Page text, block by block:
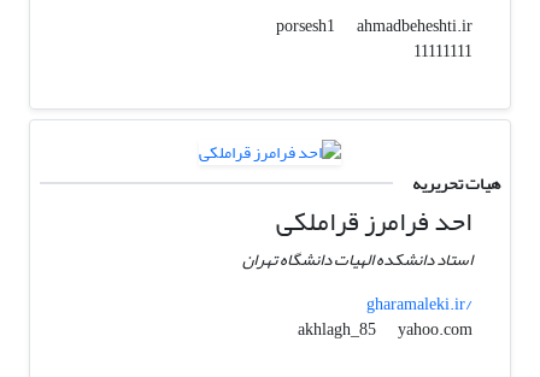
porsesh1
ahmadbeheshti.ir
هیات تحریریه
احد فرامرز قراملکی
استاد دانشکده الهیات دانشگاه تهران
gharamaleki.ir/
akhlagh_85
yahoo.com